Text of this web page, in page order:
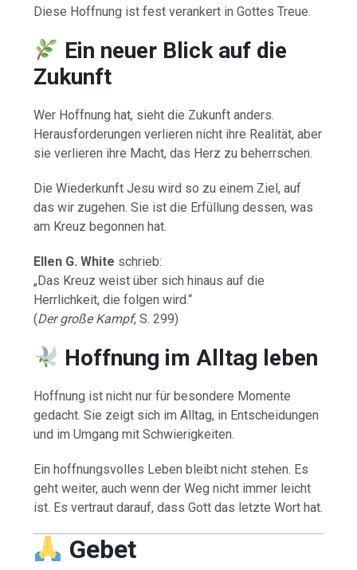
Diese Hoffnung ist fest verankert in Gottes Treue.
Ein neuer Blick auf die
Zukunft
Wer Hoffnung hat, sieht die Zukunft anders.
Herausforderungen verlieren nicht ihre Realität, aber
sie verlieren ihre Macht, das Herz zu beherrschen.
Die Wiederkunft Jesu wird so zu einem Ziel, auf
das wir zugehen. Sie ist die Erfüllung dessen, was
am Kreuz begonnen hat.
Ellen G. White schrieb:
„Das Kreuz weist über sich hinaus auf die
Herrlichkeit, die folgen wird.“
(Der große Kampf, S. 299)
Hoffnung im Alltag leben
Hoffnung ist nicht nur für besondere Momente
gedacht. Sie zeigt sich im Alltag, in Entscheidungen
und im Umgang mit Schwierigkeiten.
Ein hoffnungsvolles Leben bleibt nicht stehen. Es
geht weiter, auch wenn der Weg nicht immer leicht
ist. Es vertraut darauf, dass Gott das letzte Wort hat.
Gebet